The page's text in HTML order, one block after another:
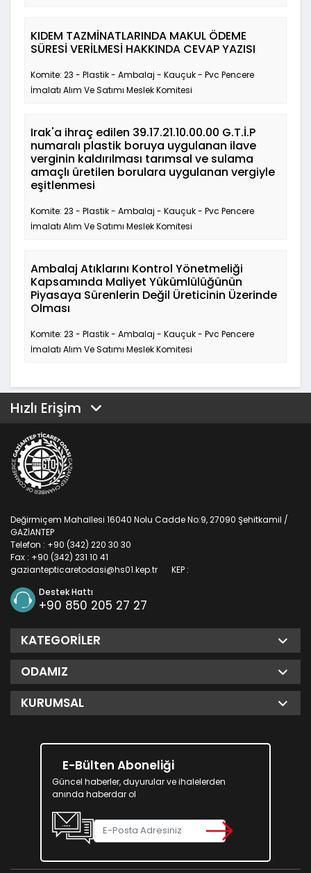
KIDEM TAZMİNATLARINDA MAKUL ÖDEME
SÜRESİ VERİLMESİ HAKKINDA CEVAP YAZISI
Komite: 23 - Plastik - Ambalaj - Kauçuk - Pvc Pencere
İmalatı Alım Ve Satımı Meslek Komitesi
Irak'a ihraç edilen 39.17.21.10.00.00 G.T.İ.P
numaralı plastik boruya uygulanan ilave
verginin kaldırılması tarımsal ve sulama
amaçlı üretilen borulara uygulanan vergiyle
eşitlenmesi
Komite: 23 - Plastik - Ambalaj - Kauçuk - Pvc Pencere
İmalatı Alım Ve Satımı Meslek Komitesi
Ambalaj Atıklarını Kontrol Yönetmeliği
Kapsamında Maliyet Yükümlülüğünün
Piyasaya Sürenlerin Değil Üreticinin Üzerinde
Olması
Komite: 23 - Plastik - Ambalaj - Kauçuk - Pvc Pencere
İmalatı Alım Ve Satımı Meslek Komitesi
Hızlı Erişim
Değirmiçem Mahallesi 16040 Nolu Cadde No:9, 27090 Şehitkamil /
GAZİANTEP
Telefon : +90 (342) 220 30 30
Fax : +90 (342) 231 10 41
KEP :
gaziantepticaretodasi@hs01.kep.tr
Destek Hattı
+90 850 205 27 27
KATEGORILER
ODAMIZ
KURUMSAL
E-Bülten Aboneliği
Güncel haberler, duyurular ve ihalelerden
anında haberdar ol